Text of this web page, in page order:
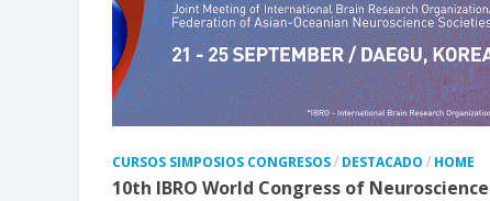
CURSOS SIMPOSIOS CONGRESOS/ DESTACADO / HOME
10th IBRO World Congress of Neuroscience